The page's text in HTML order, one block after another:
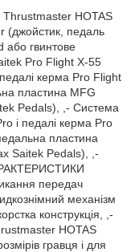
HOTAS
(джойстик, педаль
або гвинтове
Pro Flight X-55
керма Pro Flight
пластина MFG
Pedals), ,- Система
і педалі керма Pro
пластина
Saitek Pedals), ,-
передач
механізм
конструкція, ,-
HOTAS
гравця і для